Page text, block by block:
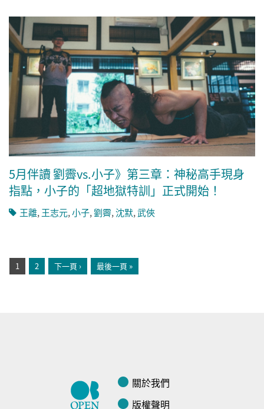
5月伴讀 劉霽vs.小子》第三章：神秘高手現身
指點，小子的「超地獄特訓」正式開始！
王離, 王志元,小子,劉霽,沈默,武俠
1 2 下一頁 › 最後一頁 »
關於我們
版權聲明